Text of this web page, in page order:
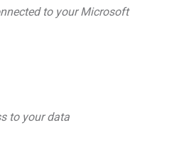
to your Microsoft
to your data